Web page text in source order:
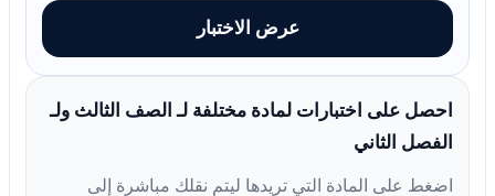
عرض الاختبار
احصل على اختبارات لمادة مختلفة لـ الصف الثالث ولـ
الفصل الثاني
اضغط على المادة التي تريدها ليتم نقلك مباشرة إلى